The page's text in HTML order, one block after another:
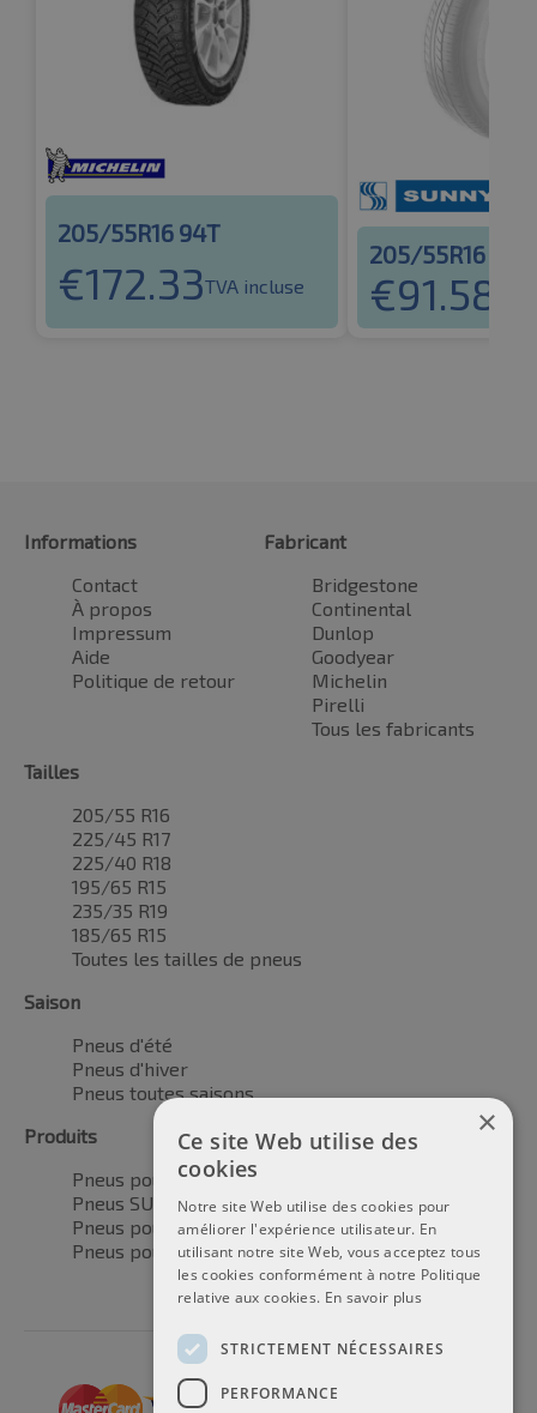
205/55R16 94T
€172.33TVA incluse
205/55R16 94T
€91.58
Informations
Contact
À propos
Impressum
Aide
Politique de retour
Fabricant
Bridgestone
Continental
Dunlop
Goodyear
Michelin
Pirelli
Tous les fabricants
Tailles
205/55 R16
225/45 R17
225/40 R18
195/65 R15
235/35 R19
185/65 R15
Toutes les tailles de pneus
Saison
Pneus d'été
Pneus d'hiver
Pneus toutes saisons
Produits
Pneus pour voitures
Pneus SUV / 4x4
Pneus pour camionnettes
Pneus pour motos
×
Ce site Web utilise des
cookies
Notre site Web utilise des cookies pour
améliorer l'expérience utilisateur. En
utilisant notre site Web, vous acceptez tous
les cookies conformément à notre Politique
relative aux cookies. En savoir plus
STRICTEMENT NÉCESSAIRES
PERFORMANCE